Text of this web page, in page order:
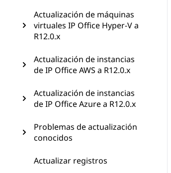
Actualización de máquinas
virtuales IP Office Hyper-V a
R12.0.x
Actualización de instancias
de IP Office AWS a R12.0.x
Actualización de instancias
de IP Office Azure a R12.0.x
Problemas de actualización
conocidos
Actualizar registros